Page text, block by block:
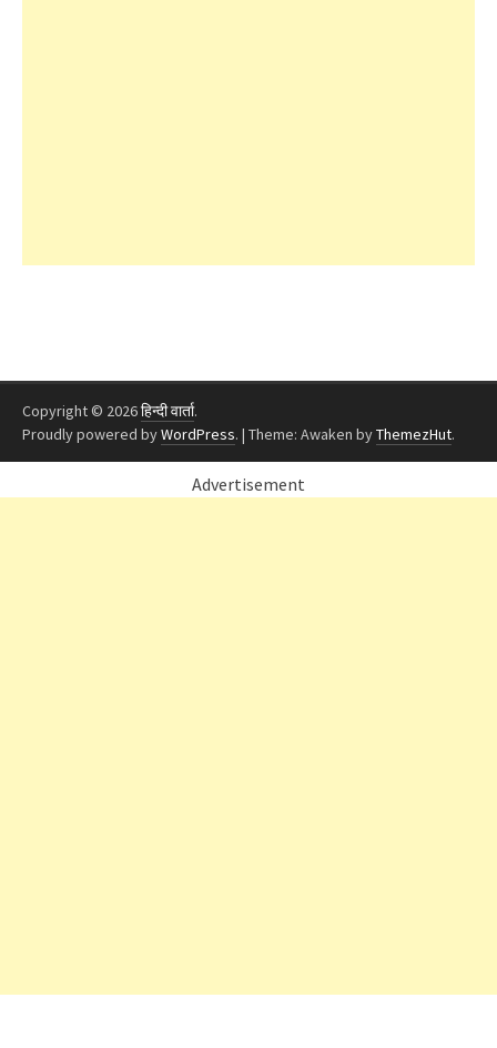
Copyright © 2026हिन्दी वार्ता.
Proudly powered byWordPress. | Theme: Awaken byThemezHut.
Advertisement